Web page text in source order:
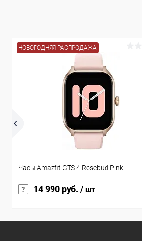
НОВОГОДНЯЯ РАСПРОДАЖА
Часы Amazfit GTS 4 Rosebud Pink
14 990 руб. / шт